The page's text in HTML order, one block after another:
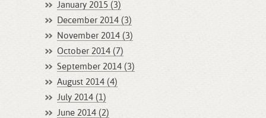
January 2015 (3)
December 2014 (3)
November 2014 (3)
October 2014 (7)
September 2014 (3)
August 2014 (4)
July 2014 (1)
June 2014 (2)